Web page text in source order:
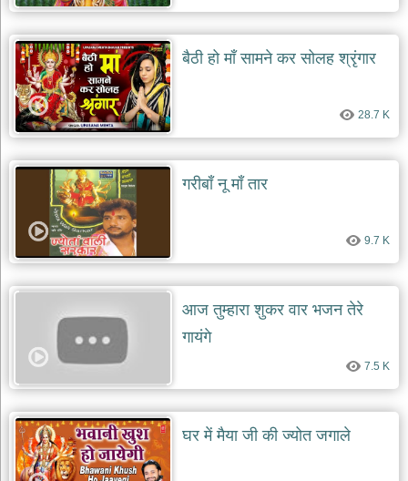
बैठी हो माँ सामने कर सोलह श्रृंगार
28.7 K
गरीबाँ नू माँ तार
9.7 K
आज तुम्हारा शुकर वार भजन तेरे
गायंगे
7.5 K
घर में मैया जी की ज्योत जगाले